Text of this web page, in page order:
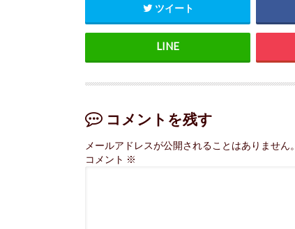
ツイート
コメントを残す
メールアドレスが公開されることはありません。
コメント ※